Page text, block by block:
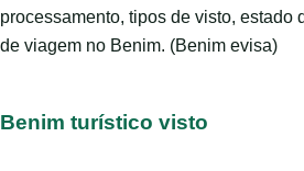
processamento, tipos de visto, estado
de viagem no Benim. (Benim evisa)
Benim turístico visto